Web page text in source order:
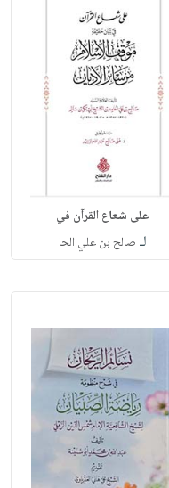
على شعاع القرآن في
لـ صالح بن علي الحا